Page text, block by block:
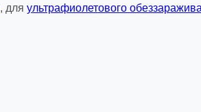
, для ультрафиолетового